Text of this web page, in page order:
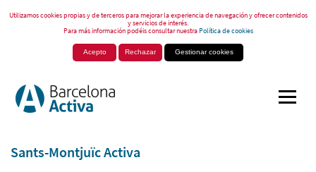
Utilizamos cookies propias y de terceros para mejorar la experiencia de navegación y ofrecer contenidos
y servicios de interés.
Para más información podéis consultar nuestraPolítica de cookies
Acepto Rechazar Gestionar cookies
Sants-Montjuïc Activa